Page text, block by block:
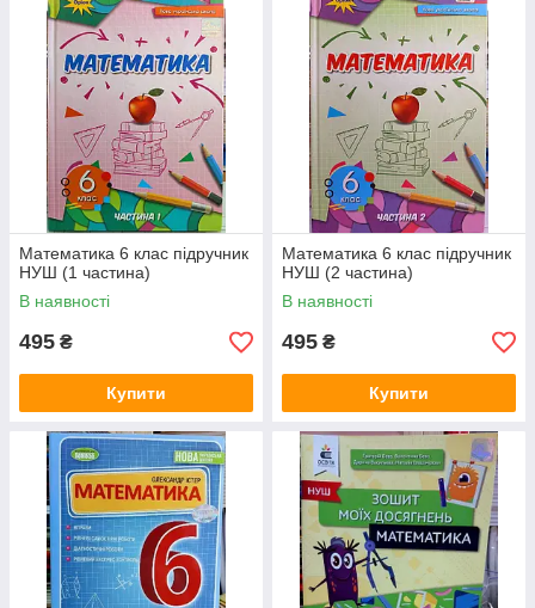
Математика 6 клас підручник
НУШ (1 частина)
В наявності
495 ₴
Купити
Математика 6 клас підручник
НУШ (2 частина)
В наявності
495 ₴
Купити